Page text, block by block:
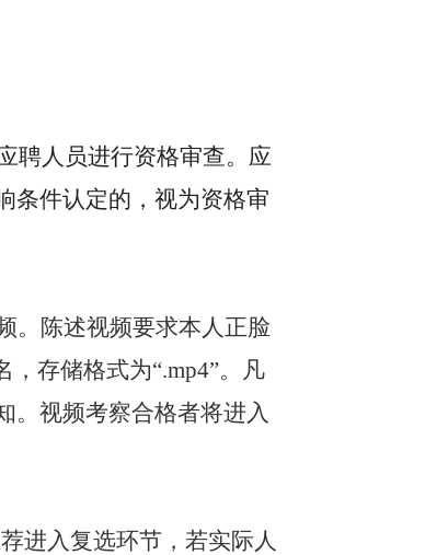
聘人员进行资格审查。应
条件认定的，视为资格审
。陈述视频要求本人正脸
存储格式为“.mp4”。凡
。视频考察合格者将进入
进入复选环节，若实际人